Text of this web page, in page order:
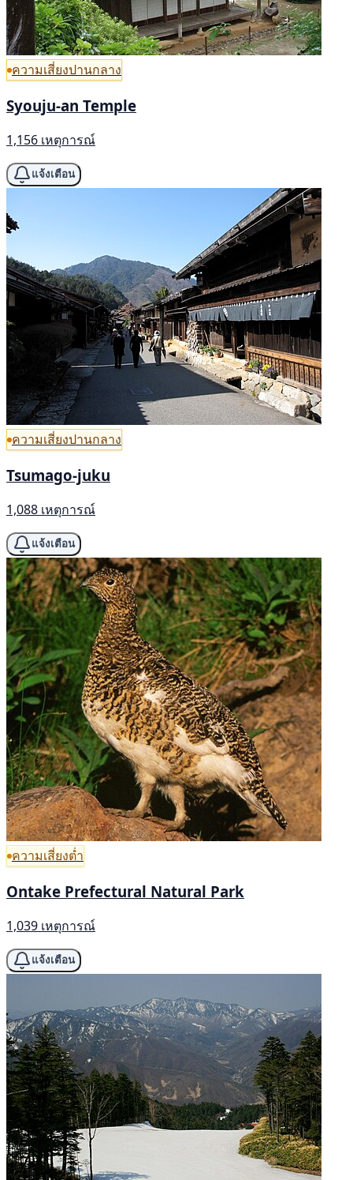
ความเสี่ยงปานกลาง
Syouju-an Temple
1,156 เหตุการณ์
แจ้งเตือน
ความเสี่ยงปานกลาง
Tsumago-juku
1,088 เหตุการณ์
แจ้งเตือน
ความเสี่ยงต่ำ
Ontake Prefectural Natural Park
1,039 เหตุการณ์
แจ้งเตือน